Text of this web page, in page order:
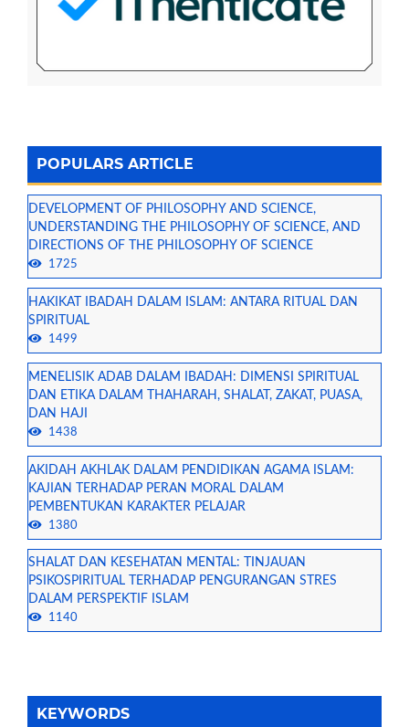
POPULARS ARTICLE
DEVELOPMENT OF PHILOSOPHY AND SCIENCE,
UNDERSTANDING THE PHILOSOPHY OF SCIENCE, AND
DIRECTIONS OF THE PHILOSOPHY OF SCIENCE
1725
HAKIKAT IBADAH DALAM ISLAM: ANTARA RITUAL DAN
SPIRITUAL
1499
MENELISIK ADAB DALAM IBADAH: DIMENSI SPIRITUAL
DAN ETIKA DALAM THAHARAH, SHALAT, ZAKAT, PUASA,
DAN HAJI
1438
AKIDAH AKHLAK DALAM PENDIDIKAN AGAMA ISLAM:
KAJIAN TERHADAP PERAN MORAL DALAM
PEMBENTUKAN KARAKTER PELAJAR
1380
SHALAT DAN KESEHATAN MENTAL: TINJAUAN
PSIKOSPIRITUAL TERHADAP PENGURANGAN STRES
DALAM PERSPEKTIF ISLAM
1140
KEYWORDS